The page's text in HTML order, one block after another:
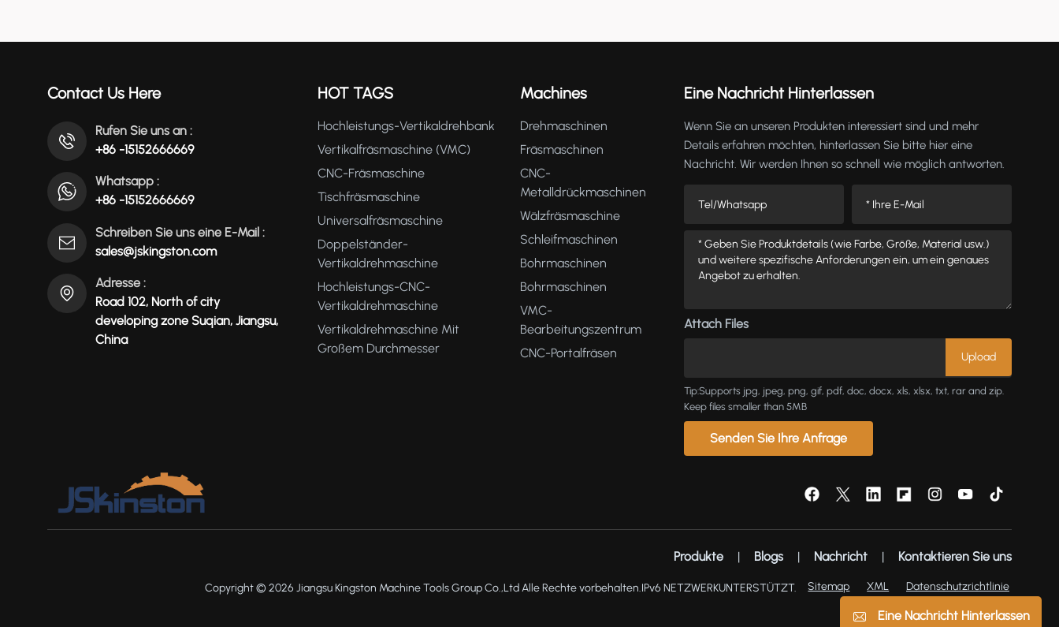
Contact Us Here
Rufen Sie uns an :
+86 -15152666669
Whatsapp :
+86 -15152666669
Schreiben Sie uns eine E-Mail :
sales@jskingston.com
Adresse :
Road 102, North of city
developing zone Suqian, Jiangsu,
China
HOT TAGS
Hochleistungs-Vertikaldrehbank
Vertikalfräsmaschine (VMC)
CNC-Fräsmaschine
Tischfräsmaschine
Universalfräsmaschine
Doppelständer-
Vertikaldrehmaschine
Hochleistungs-CNC-
Vertikaldrehmaschine
Vertikaldrehmaschine Mit
Großem Durchmesser
Machines
Drehmaschinen
Fräsmaschinen
CNC-
Metalldrückmaschinen
Wälzfräsmaschine
Schleifmaschinen
Bohrmaschinen
Bohrmaschinen
VMC-
Bearbeitungszentrum
CNC-Portalfräsen
Eine Nachricht Hinterlassen
Wenn Sie an unseren Produkten interessiert sind und mehr
Details erfahren möchten, hinterlassen Sie bitte hier eine
Nachricht. Wir werden Ihnen so schnell wie möglich antworten.
Attach Files
Tip:Supports jpg, jpeg, png, gif, pdf, doc, docx, xls, xlsx, txt, rar and zip.
Keep files smaller than 5MB
Senden Sie Ihre Anfrage
Produkte | Blogs | Nachricht | Kontaktieren Sie uns
Copyright © 2026 Jiangsu Kingston Machine Tools Group Co.,Ltd Alle Rechte vorbehalten.IPv6 NETZWERKUNTERSTÜTZT. Sitemap XML Datenschutzrichtlinie
Eine Nachricht Hinterlassen